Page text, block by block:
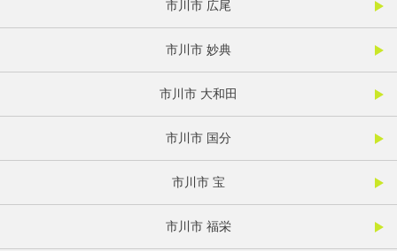
市川市 広尾
市川市 妙典
市川市 大和田
市川市 国分
市川市 宝
市川市 福栄